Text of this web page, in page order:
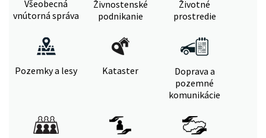
Všeobecná
vnútorná správa
Živnostenské
podnikanie
Životné
prostredie
Pozemky a lesy Kataster
Doprava a
pozemné
komunikácie